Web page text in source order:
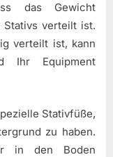
das Gewicht
verteilt ist.
verteilt ist, kann
Ihr Equipment
Stativfüße,
zu haben.
in den Boden